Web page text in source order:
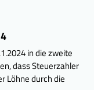
in die zweite
dass Steuerzahler
Löhne durch die